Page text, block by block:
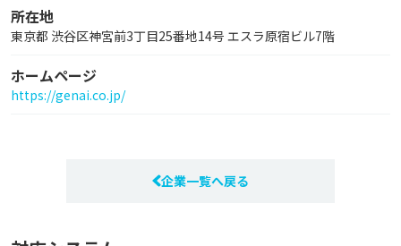
所在地
東京都 渋谷区神宮前3丁目25番地14号 エスラ原宿ビル7階
ホームページ
https://genai.co.jp/
企業一覧へ戻る